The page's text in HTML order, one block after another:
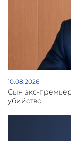
10.08.2026
Сын экс-
убийство